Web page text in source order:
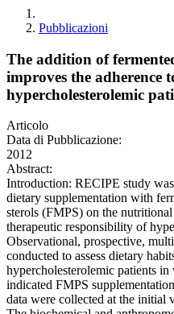
Pubblicazioni
The addition of
improves the adherence
hypercholesterolemic
Articolo
Data di Pubblicazione:
2012
Abstract:
Introduction: RECIPE study
dietary supplementation with
sterols (FMPS) on the
therapeutic responsibility of
Observational, prospective,
conducted to assess dietary
hypercholesterolemic patients
indicated FMPS
data were collected at the initial